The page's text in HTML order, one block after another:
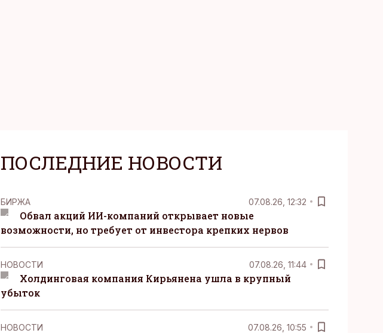
ПОСЛЕДНИЕ НОВОСТИ
БИРЖА 07.08.26, 12:32
Обвал акций ИИ-компаний открывает новые
возможности, но требует от инвестора крепких нервов
НОВОСТИ 07.08.26, 11:44
Холдинговая компания Кирьянена ушла в крупный
убыток
НОВОСТИ 07.08.26, 10:55